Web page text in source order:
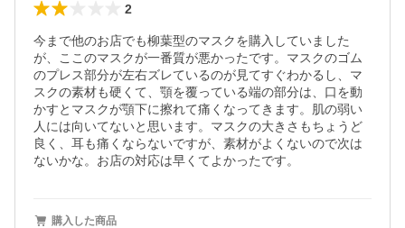
2
今まで他のお店でも柳葉型のマスクを購入していました
が、ここのマスクが一番質が悪かったです。マスクのゴム
のプレス部分が左右ズレているのが見てすぐわかるし、マ
スクの素材も硬くて、顎を覆っている端の部分は、口を動
かすとマスクが顎下に擦れて痛くなってきます。肌の弱い
人には向いてないと思います。マスクの大きさもちょうど
良く、耳も痛くならないですが、素材がよくないので次は
ないかな。お店の対応は早くてよかったです。
購入した商品